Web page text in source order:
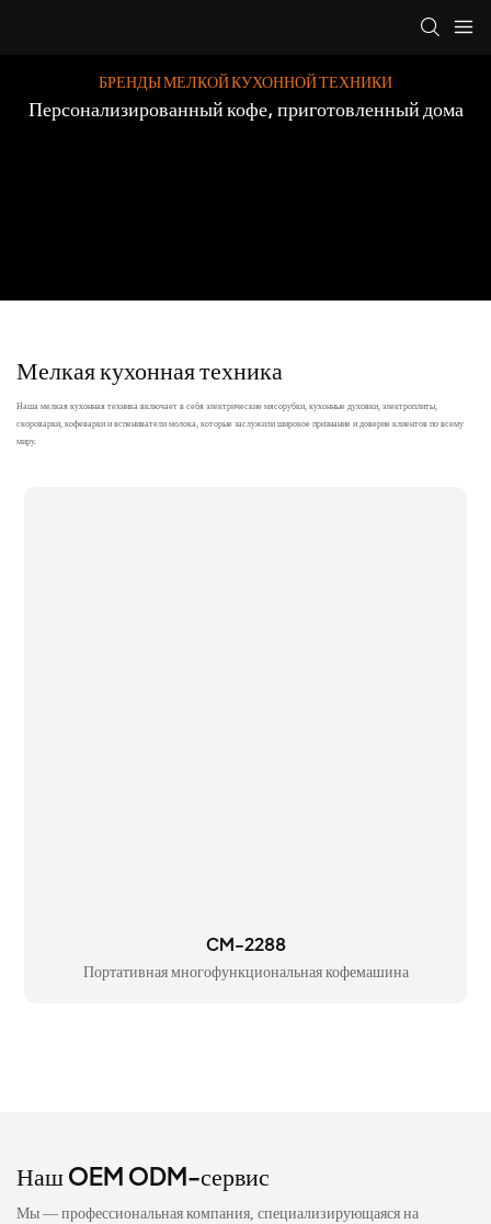
БРЕНДЫ МЕЛКОЙ КУХОННОЙ ТЕХНИКИ
Персонализированный кофе, приготовленный дома
Мелкая кухонная техника
Наша мелкая кухонная техника включает в себя электрические мясорубки, кухонные духовки, электроплиты,
скороварки, кофеварки и вспениватели молока, которые заслужили широкое признание и доверие клиентов по всему
миру.
CM-2288
Портативная многофункциональная кофемашина
Наш OEM ODM-сервис
Мы — профессиональная компания, специализирующаяся на